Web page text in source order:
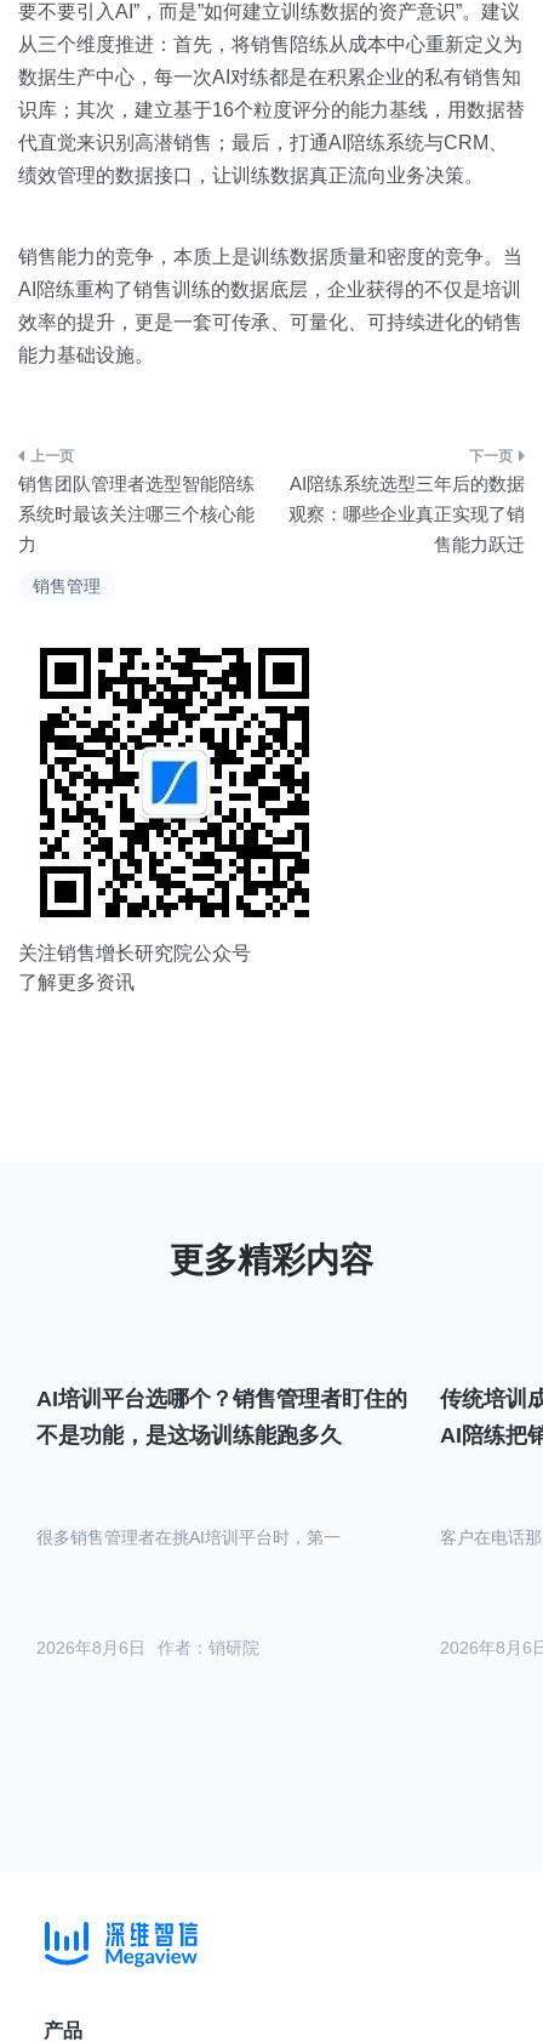
销售管理
要不要引入AI”，而是”如何建立训练数据的资产意识”。建议
从三个维度推进：首先，将销售陪练从成本中心重新定义为
数据生产中心，每一次AI对练都是在积累企业的私有销售知
识库；其次，建立基于16个粒度评分的能力基线，用数据替
代直觉来识别高潜销售；最后，打通AI陪练系统与CRM、
绩效管理的数据接口，让训练数据真正流向业务决策。
销售能力的竞争，本质上是训练数据质量和密度的竞争。当
AI陪练重构了销售训练的数据底层，企业获得的不仅是培训
效率的提升，更是一套可传承、可量化、可持续进化的销售
能力基础设施。
文
章
导
销售团队管理者选型智能陪练
系统时最该关注哪三个核心能
力
AI陪练系统选型三年后的数据
观察：哪些企业真正实现了销
售能力跃迁
关注销售增长研究院公众号
了解更多资讯
AI培训平台选哪个？销售管理者盯住的
不是功能，是这场训练能跑多久
作者：销研院
2026年8月6日
很多销售管理者在挑AI培训平台时，第一
传统培训
AI陪练把
2026年8月6
客户在电话
产品